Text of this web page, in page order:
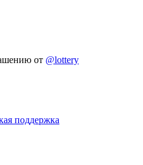
от @lottery
поддержка